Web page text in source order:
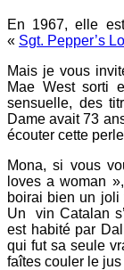
En 1967, elle
« Sgt. Pepper’s
Mais je vous
Mae West sorti
sensuelle, des
Dame avait 73
écouter cette
Mona, si vous
loves a woman
boirai bien un joli
Un vin Catalan
est habité par
qui fut sa seule
faîtes couler le